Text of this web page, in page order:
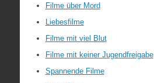
Filme über Mord
Liebesfilme
Filme mit viel Blut
Filme mit keiner Jugendfreigabe
Spannende Filme